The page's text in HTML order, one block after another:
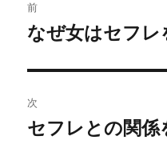
稿
ビ
ゲ
前
前
投
稿:
なぜ女はセフ
次
次
セフレとの関係